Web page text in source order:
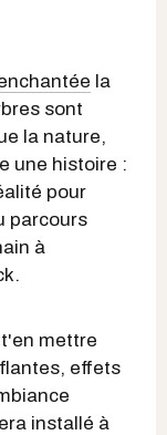
la
sont
la nature,
une histoire :
pour
parcours
à
mettre
effets
installé à